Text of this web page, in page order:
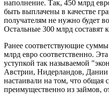
наполнение. Так, 450 млрд
быть выплачены в качестве
получателям не нужно будет
Остальные 300 млрд составят
Ранее соответствующие
млрд евро соответственно.
уступкой так называемой
Австрии, Нидерландов,
настаивали на том, что общая
преимущественно из займов,